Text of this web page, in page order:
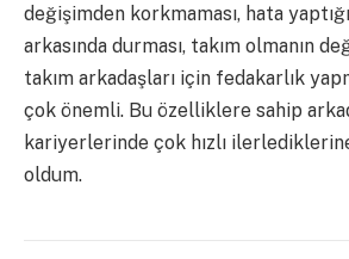
değişimden korkmaması, hata
arkasında durması, takım olmanın
takım arkadaşları için fedakarlık
çok önemli. Bu özelliklere sahip
kariyerlerinde çok hızlı
oldum.